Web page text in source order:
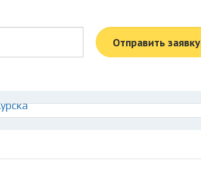
Отправить заявку